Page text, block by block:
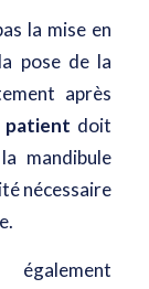
la mise en
pose de la
après
patient doit
mandibule
nécessaire